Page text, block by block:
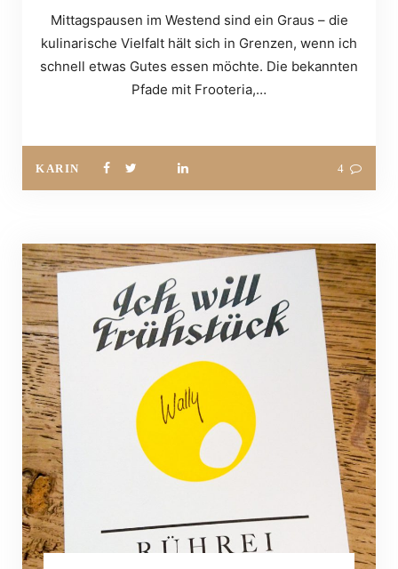
Mittagspausen im Westend sind ein Graus – die
kulinarische Vielfalt hält sich in Grenzen, wenn ich
schnell etwas Gutes essen möchte. Die bekannten
Pfade mit Frooteria,…
KARIN 4